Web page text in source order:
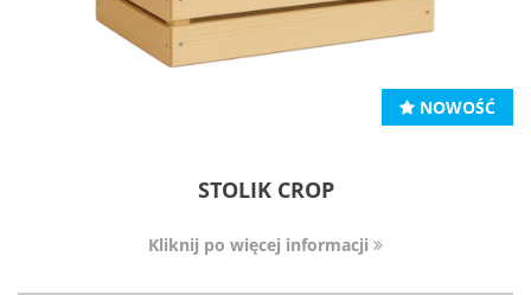
NOWOŚĆ
STOLIK CROP
Kliknij po więcej informacji